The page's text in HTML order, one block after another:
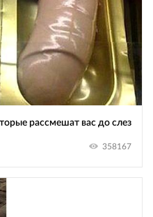
рассмешат вас до слез
358167